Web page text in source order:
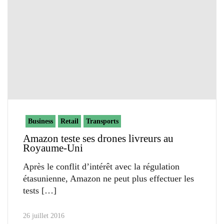
Business Retail Transports
Amazon teste ses drones livreurs au
Royaume-Uni
Après le conflit d’intérêt avec la régulation
étasunienne, Amazon ne peut plus effectuer les
tests
26 juillet 2016